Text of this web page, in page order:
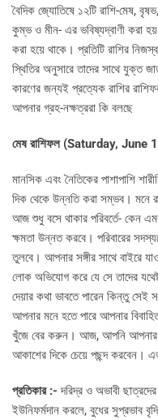
বৈদিক জ্যোতিষে ১২টি রাশি-মেষ,
কুম্ভ ও মীন- এর ভবিষ্যদ্বাণী করা
করা হয়ে থাকে। প্রতিটি রাশির
স্থিতির অনুসারে তাদের সাথে যুক্ত
কারণের জন্যই প্রত্যেক রাশির
আপনার গ্রহ-নক্ষত্ররা কি বলছে
মেষ রাশিফল (Saturday, June
মানসিক এবং নৈতিকের পাশাপাশি
দিক থেকে উন্নতি করা সম্ভব। মনে
আজ শুধু বসে থাকার পরিবর্তে- কেন
ক্ষমতা উন্নত করবে। পরিবারের
তুলবে। আপনার সঙ্গীর সাথে বাইরে
লোক অভিযোগ করে যে সে তাদের
দেয়ার কথা ভাবতে পারেন কিন্তু
আপনার মনে হতে পারে আপনার
খুঁজে বের করুন। আজ, আপনি আপনার
আকাশের দিকে চেয়ে পছন্দ করবেন।
প্রতিকার :-দরিদ্র ও অভাবী
ইউনিফর্মদান করলে, বুধের সুপ্রভাব